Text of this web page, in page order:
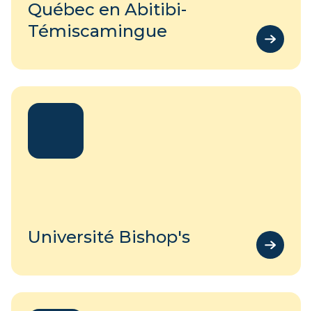
Québec en Abitibi-
Témiscamingue
Université Bishop's